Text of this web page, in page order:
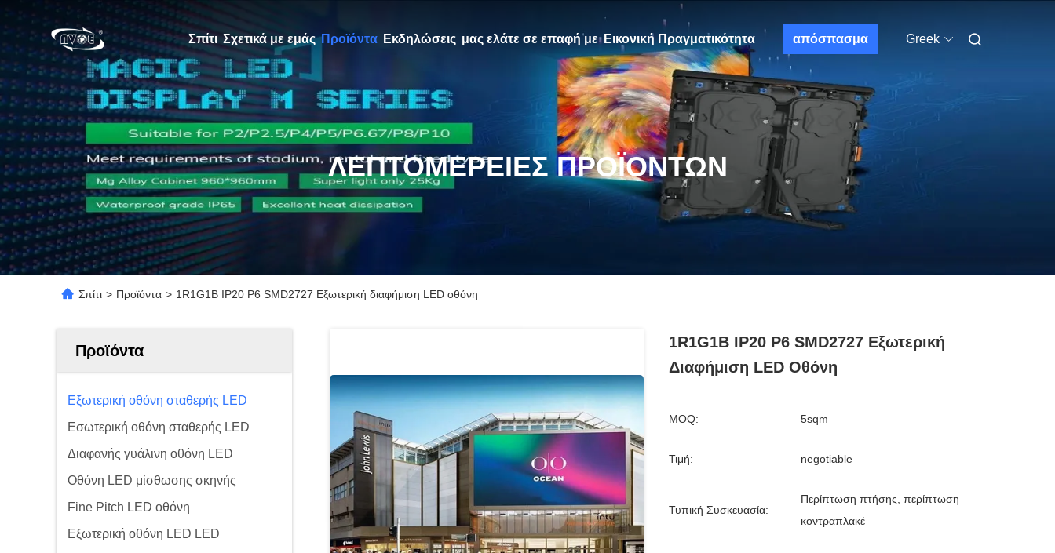
Σπίτι Σχετικά με εμάς Προϊόντα Εκδηλώσεις μας ελάτε σε επαφή με Εικονική Πραγματικότητα απόσπασμα Greek
ΛΕΠΤΟΜΈΡΕΙΕΣ ΠΡΟΪΌΝΤΩΝ
Σπίτι > Προϊόντα > 1R1G1B IP20 P6 SMD2727 Εξωτερική διαφήμιση LED οθόνη
Προϊόντα
Εξωτερική οθόνη σταθερής LED
Εσωτερική οθόνη σταθερής LED
Διαφανής γυάλινη οθόνη LED
Οθόνη LED μίσθωσης σκηνής
Fine Pitch LED οθόνη
Εξωτερική οθόνη LED LED
1R1G1B IP20 P6 SMD2727 Εξωτερική
Διαφήμιση LED Οθόνη
MOQ: 5sqm
Τιμή: negotiable
Τυπική Συσκευασία:
Περίπτωση πτήσης, περίπτωση
κοντραπλακέ